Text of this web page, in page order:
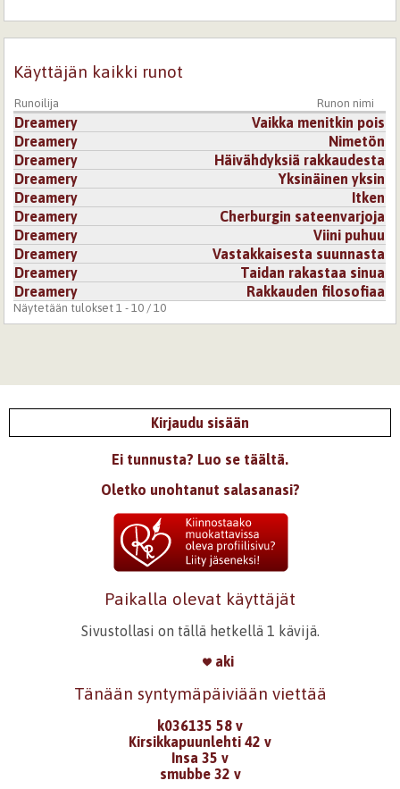
Käyttäjän kaikki runot
Runoilija Runon nimi
Dreamery
Vaikka menitkin pois
Dreamery
Nimetön
Dreamery
Häivähdyksiä rakkaudesta
Dreamery
Yksinäinen yksin
Dreamery
Itken
Dreamery
Cherburgin sateenvarjoja
Dreamery
Viini puhuu
Dreamery
Vastakkaisesta suunnasta
Dreamery
Taidan rakastaa sinua
Dreamery
Rakkauden filosofiaa
Näytetään tulokset 1 - 10 / 10
Kirjaudu sisään
Ei tunnusta? Luo se täältä.
Oletko unohtanut salasanasi?
Paikalla olevat käyttäjät
Sivustollasi on tällä hetkellä 1 kävijä.
aki
Tänään syntymäpäiviään viettää
k036135 58 v
Kirsikkapuunlehti 42 v
Insa 35 v
smubbe 32 v